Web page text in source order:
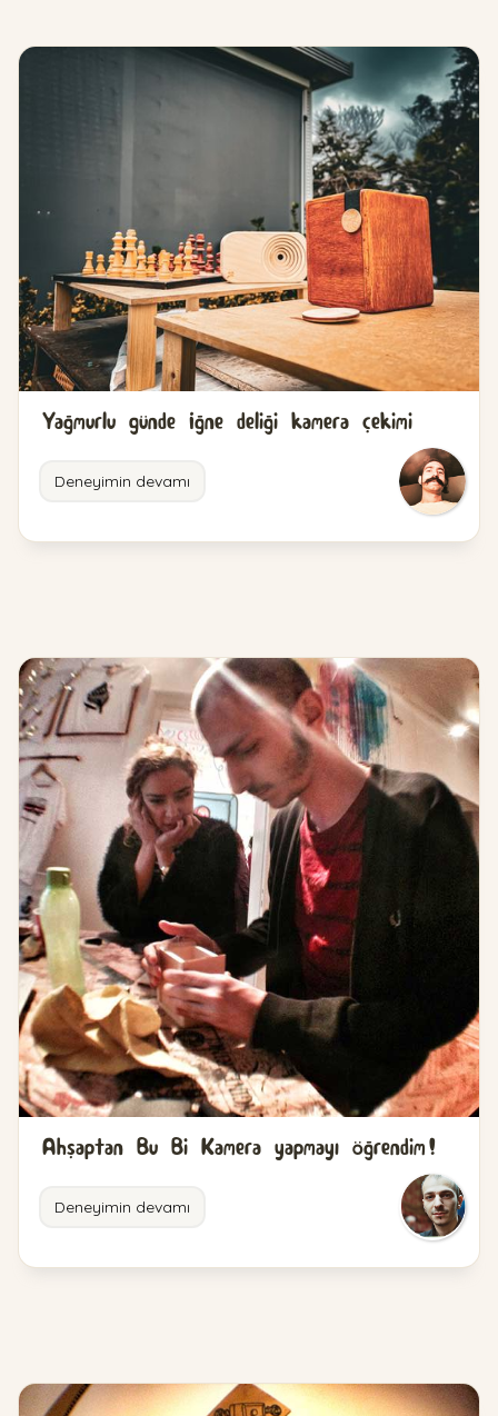
Yağmurlu günde İğne deliği kamera çekimi
Deneyimin devamı
Ahşaptan Bu Bi Kamera yapmayı öğrendim!
Deneyimin devamı